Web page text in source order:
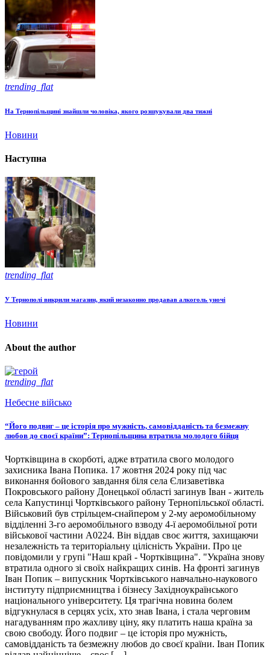
trending_flat
На Тернопільщині знайшли чоловіка, якого розшукували два тижні
Новини
Наступна
trending_flat
У Тернополі викрили магазин, який незаконно продавав алкоголь уночі
Новини
About the author
trending_flat
Небесне військо
“Його подвиг – це історія про мужність, самовідданість та безмежну
любов до своєї країни”: Тернопільщина втратила молодого бійця
Чортківщина в скорботі, адже втратила свого молодого
захисника Івана Попика. 17 жовтня 2024 року під час
виконання бойового завдання біля села Єлизаветівка
Покровського району Донецької області загинув Іван - житель
села Капустинці Чортківського району Тернопільської області.
Військовий був стрільцем-снайпером у 2-му аеромобільному
відділенні 3-го аеромобільного взводу 4-ї аеромобільної роти
військової частини А0224. Він віддав своє життя, захищаючи
незалежність та територіальну цілісність України. Про це
повідомили у групі "Наш край - Чортківщина". "Україна знову
втратила одного зі своїх найкращих синів. На фронті загинув
Іван Попик – випускник Чортківського навчально-наукового
інституту підприємництва і бізнесу Західноукраїнського
національного університету. Ця трагічна новина болем
відгукнулася в серцях усіх, хто знав Івана, і стала черговим
нагадуванням про жахливу ціну, яку платить наша країна за
свою свободу. Його подвиг – це історія про мужність,
самовідданість та безмежну любов до своєї країни. Іван Попик